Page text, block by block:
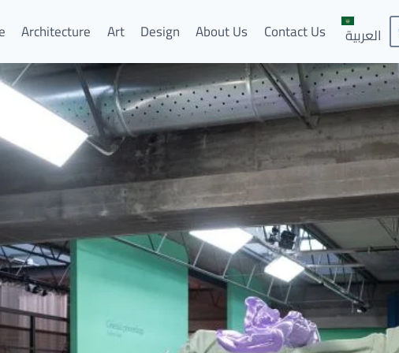
Architecture Art Design About Us Contact Us العربية